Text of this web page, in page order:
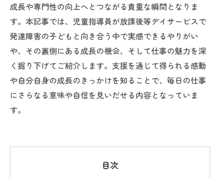
成長や専門性の向上へとつながる貴重な瞬間となりま
す。本記事では、児童指導員が放課後等デイサービスで
発達障害の子どもと向き合う中で実感できるやりがい
や、その裏側にある成長の機会、そして仕事の魅力を深
く掘り下げてご紹介します。支援を通じて得られる感動
や自分自身の成長のきっかけを知ることで、毎日の仕事
にさらなる意味や自信を見いだせる内容となっていま
す。
目次